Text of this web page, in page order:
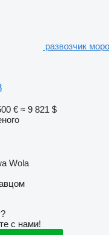
развозчик
€ ≈ 9 821 $
Wola
с нами!